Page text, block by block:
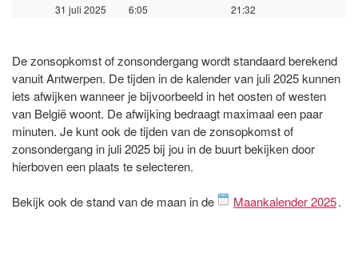
31 juli 2025
6:05 21:32
De zonsopkomst of zonsondergang wordt standaard berekend
vanuit Antwerpen. De tijden in de kalender van juli 2025 kunnen
iets afwijken wanneer je bijvoorbeeld in het oosten of westen
van België woont. De afwijking bedraagt maximaal een paar
minuten. Je kunt ook de tijden van de zonsopkomst of
zonsondergang in juli 2025 bij jou in de buurt bekijken door
hierboven een plaats te selecteren.
Bekijk ook de stand van de maan in de Maankalender 2025.